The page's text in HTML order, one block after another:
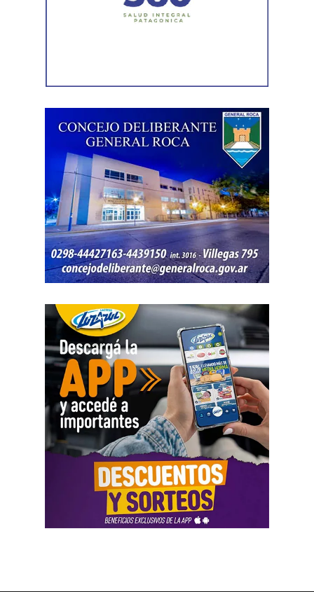
Durante el procedimiento, el personal encontró el teléfono
correspondiente para acreditar su propiedad. Además,
denunciado como robado
Posteriormente, el inmueble fue preservado para la
intervención del Gabinete de Criminalística, que realizó
las pericias correspondientes. Otros elementos
encontrados quedaron bajo resguardo para determinar su
procedencia.
Por disposición de la Fiscalía de turno, ambos hombres
permanecen detenidos en el marco de una causa por